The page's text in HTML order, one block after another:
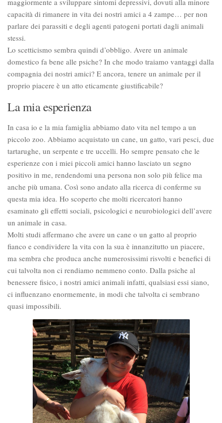
maggiormente a sviluppare sintomi depressivi, dovuti alla minore
capacità di rimanere in vita dei nostri amici a 4 zampe… per non
parlare dei parassiti e degli agenti patogeni portati dagli animali
stessi.
Lo scetticismo sembra quindi d’obbligo. Avere un animale
domestico fa bene alle psiche? In che modo traiamo vantaggi dalla
compagnia dei nostri amici? E ancora, tenere un animale per il
proprio piacere è un atto eticamente giustificabile?
La mia esperienza
In casa io e la mia famiglia abbiamo dato vita nel tempo a un
piccolo zoo. Abbiamo acquistato un cane, un gatto, vari pesci, due
tartarughe, un serpente e tre uccelli. Ho sempre pensato che le
esperienze con i miei piccoli amici hanno lasciato un segno
positivo in me, rendendomi una persona non solo più felice ma
anche più umana. Così sono andato alla ricerca di conferme su
questa mia idea. Ho scoperto che molti ricercatori hanno
esaminato gli effetti sociali, psicologici e neurobiologici dell’avere
un animale in casa.
Molti studi affermano che avere un cane o un gatto al proprio
fianco e condividere la vita con la sua è innanzitutto un piacere,
ma sembra che produca anche numerosissimi risvolti e benefici di
cui talvolta non ci rendiamo nemmeno conto. Dalla psiche al
benessere fisico, i nostri amici animali infatti, qualsiasi essi siano,
ci influenzano enormemente, in modi che talvolta ci sembrano
quasi impossibili.